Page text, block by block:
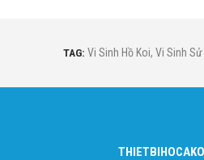
TAG: Vi Sinh Hồ Koi, Vi Sinh